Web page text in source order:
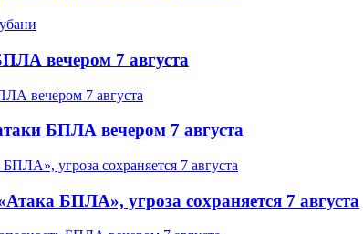
вечером 7 августа
БПЛА вечером 7 августа
БПЛА», угроза сохраняется 7 августа